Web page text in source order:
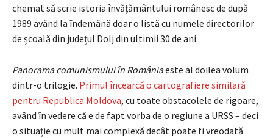
chemat să scrie istoria învățământului românesc de după
1989 având la îndemână doar o listă cu numele directorilor
de școală din județul Dolj din ultimii 30 de ani.
Panorama comunismului în Româniaeste al doilea volum
dintr-o trilogie. Primul încearcă o cartografiere similară
pentru Republica Moldova, cu toate obstacolele de rigoare,
având în vedere că e de fapt vorba de o regiune a URSS – deci
o situație cu mult mai complexă decât poate fi vreodată